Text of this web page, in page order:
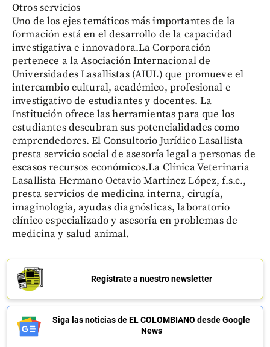
Otros servicios
Uno de los ejes temáticos más importantes de la
formación está en el desarrollo de la capacidad
investigativa e innovadora.La Corporación
pertenece a la Asociación Internacional de
Universidades Lasallistas (AIUL) que promueve el
intercambio cultural, académico, profesional e
investigativo de estudiantes y docentes. La
Institución ofrece las herramientas para que los
estudiantes descubran sus potencialidades como
emprendedores. El Consultorio Jurídico Lasallista
presta servicio social de asesoría legal a personas de
escasos recursos económicos.La Clínica Veterinaria
Lasallista Hermano Octavio Martínez López, f.s.c.,
presta servicios de medicina interna, cirugía,
imaginología, ayudas diagnósticas, laboratorio
clínico especializado y asesoría en problemas de
medicina y salud animal.
Regístrate a nuestro newsletter
Siga las noticias de EL COLOMBIANO desde Google
News